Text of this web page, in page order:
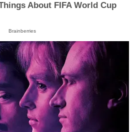
About FIFA World Cup
Brainberries